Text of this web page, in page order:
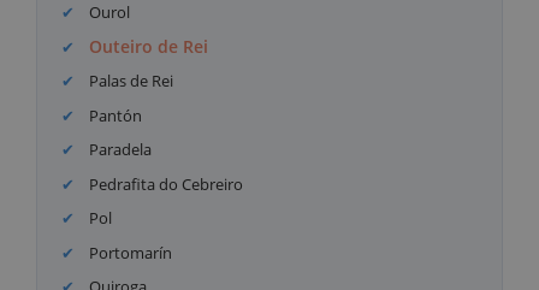
Ourol
Outeiro de Rei
Palas de Rei
Pantón
Paradela
Pedrafita do Cebreiro
Pol
Portomarín